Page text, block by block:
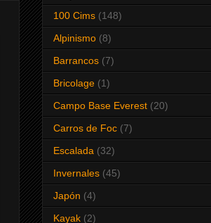
100 Cims (148)
Alpinismo (8)
Barrancos (7)
Bricolage (1)
Campo Base Everest (20)
Carros de Foc (7)
Escalada (32)
Invernales (45)
Japón (4)
Kayak (2)